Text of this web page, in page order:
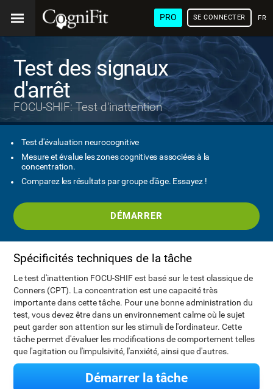
PRO SE CONNECTER
Test des signaux
d'arrêt
FOCU-SHIF: Test d'inattention
Test d'évaluation neurocognitive
Mesure et évalue les zones cognitives associées à la
concentration.
Comparez les résultats par groupe d'âge. Essayez !
DÉMARRER
Spécificités techniques de la tâche
Le test d'inattention FOCU-SHIF est basé sur le test classique de
Conners (CPT). La concentration est une capacité très
importante dans cette tâche. Pour une bonne administration du
test, vous devez être dans un environnement calme où le sujet
peut garder son attention sur les stimuli de l'ordinateur. Cette
tâche permet d'évaluer les modifications de comportement telles
que l'agitation ou l'impulsivité, l'anxiété, ainsi que d'autres.
Démarrer la tâche